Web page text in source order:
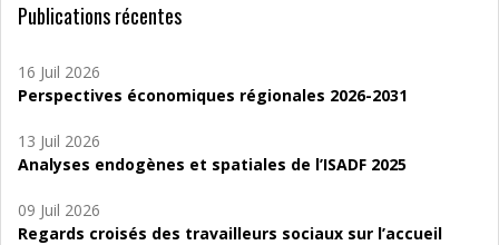
Publications récentes
16 Juil 2026
Perspectives économiques régionales 2026-2031
13 Juil 2026
Analyses endogènes et spatiales de l’ISADF 2025
09 Juil 2026
Regards croisés des travailleurs sociaux sur l’accueil